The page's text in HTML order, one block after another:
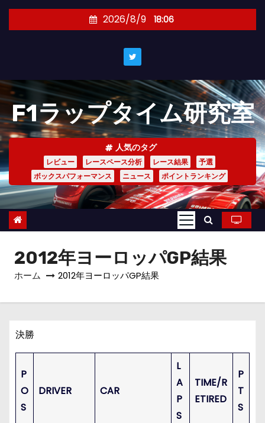
キ
ッ
プ
2026/8/9 18:06
F1ラップタイム研究室
人気のタグ
レビュー レースペース分析 レース結果
予選
ボックスパフォーマンス
ニュース ポイントランキング
2012年ヨーロッパGP結果
ホーム 2012年ヨーロッパGP結果
決勝
P
O
S
DRIVER CAR
L
A
P
S
TIME/R
ETIRED
P
T
S